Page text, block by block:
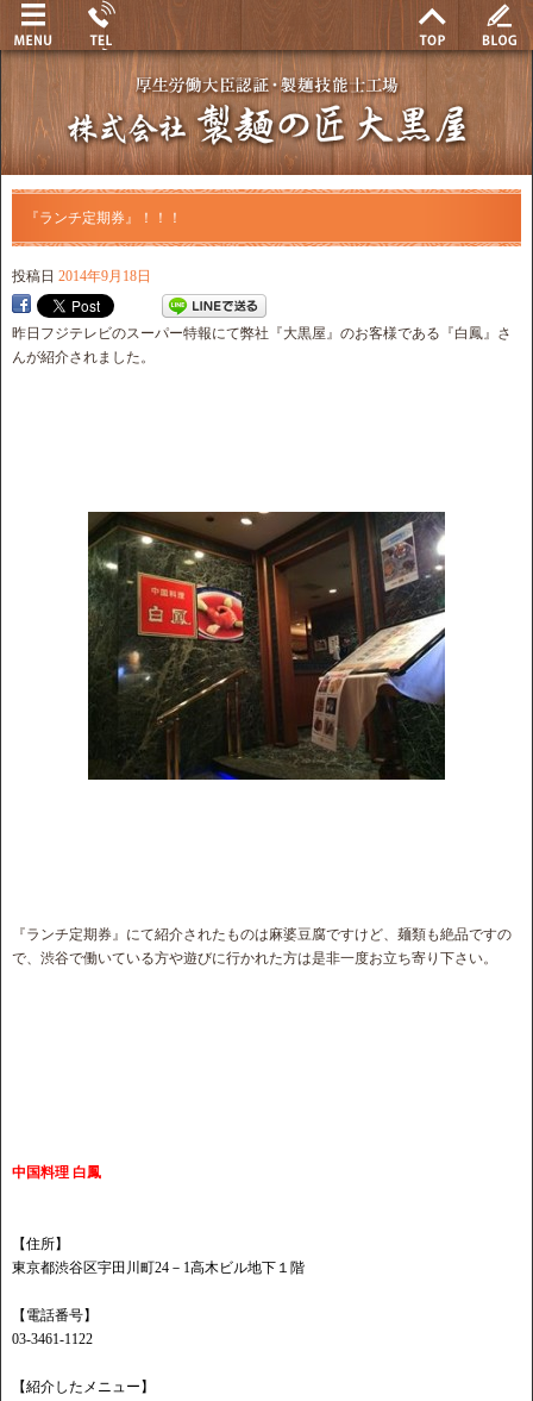
『ランチ定期券』！！！
投稿日 2014年9月18日
昨日フジテレビのスーパー特報にて弊社『大黒屋』のお客様である『白鳳』さ
んが紹介されました。
『ランチ定期券』にて紹介されたものは麻婆豆腐ですけど、麺類も絶品ですの
で、渋谷で働いている方や遊びに行かれた方は是非一度お立ち寄り下さい。
中国料理 白鳳
【住所】
東京都渋谷区宇田川町24－1高木ビル地下１階
【電話番号】
03-3461-1122
【紹介したメニュー】